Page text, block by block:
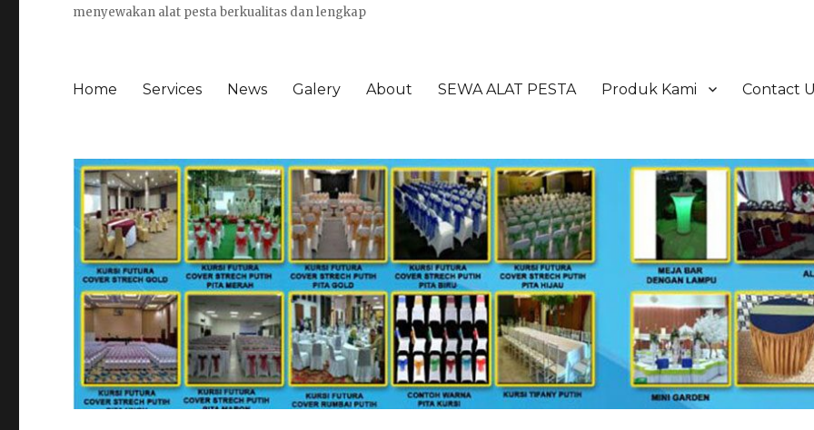
menyewakan alat pesta berkualitas dan lengkap
Home Services News Galery About SEWA ALAT PESTA Produk Kami Contact